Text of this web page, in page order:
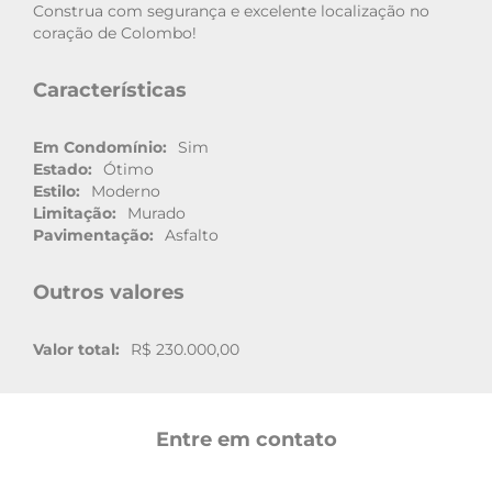
Construa com segurança e excelente localização no
coração de Colombo!
Características
Em Condomínio:
Sim
Estado:
Ótimo
Estilo:
Moderno
Limitação:
Murado
Pavimentação:
Asfalto
Outros valores
Valor total: R$ 230.000,00
Entre em contato